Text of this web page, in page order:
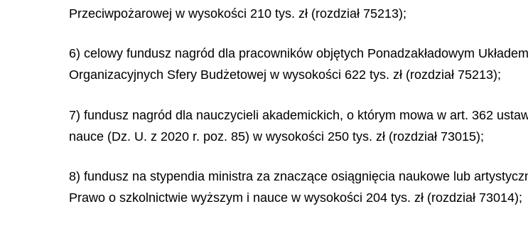
Przeciwpożarowej w wysokości 210 tys. zł (rozdział 75213);
6) celowy fundusz nagród dla pracowników objętych Ponadzakładowym
Organizacyjnych Sfery Budżetowej w wysokości 622 tys. zł (rozdział 75213);
7) fundusz nagród dla nauczycieli akademickich, o którym mowa w art. 362
nauce (Dz. U. z 2020 r. poz. 85) w wysokości 250 tys. zł (rozdział 73015);
8) fundusz na stypendia ministra za znaczące osiągnięcia naukowe lub
Prawo o szkolnictwie wyższym i nauce w wysokości 204 tys. zł (rozdział 73014);